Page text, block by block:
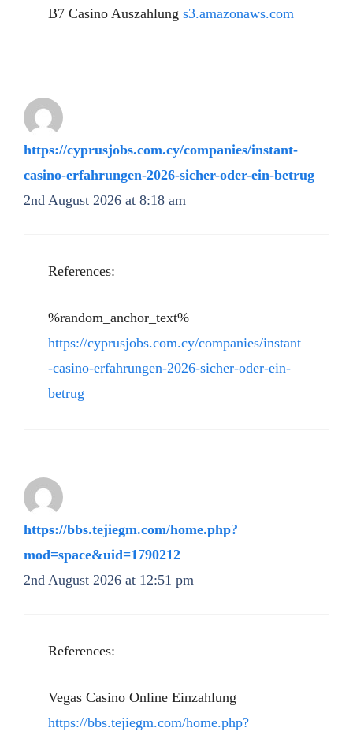
B7 Casino Auszahlung s3.amazonaws.com
https://cyprusjobs.com.cy/companies/instant-
casino-erfahrungen-2026-sicher-oder-ein-betrug
2nd August 2026 at 8:18 am
References:
%random_anchor_text%
https://cyprusjobs.com.cy/companies/instant
-casino-erfahrungen-2026-sicher-oder-ein-
betrug
https://bbs.tejiegm.com/home.php?
mod=space&uid=1790212
2nd August 2026 at 12:51 pm
References:
Vegas Casino Online Einzahlung
https://bbs.tejiegm.com/home.php?